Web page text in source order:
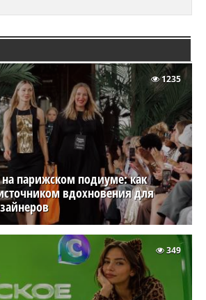
на парижском подиуме: как
вдохновения для
1235
349